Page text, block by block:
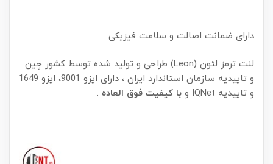
دارای ضمانت اصالت و سلامت فیزیکی
لنت ترمز لئون (Leon) طراحی و تولید شده توسط کشور چین
و تاییدیه سازمان استاندارد ایران ، دارای ایزو 9001، ایزو 1649
و تاییدیه IQNet و
با کیفیت فوق العاده .